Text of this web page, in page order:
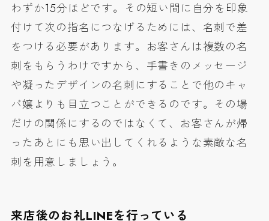
わずか15分ほどです。その短い間に自分を印象
付けて次の指名につなげるためには、名刺で差
をつける必要があります。お客さんは複数の名
刺をもらうわけですから、手書きのメッセージ
や凝ったデザインの名刺にすることで他のキャ
バ嬢よりも目立つことができるのです。その場
だけの関係にするのではなくて、お客さんが帰
ったあとにも思い出してくれるような素敵な名
刺を用意しましょう。
来店後のお礼LINEを行っている